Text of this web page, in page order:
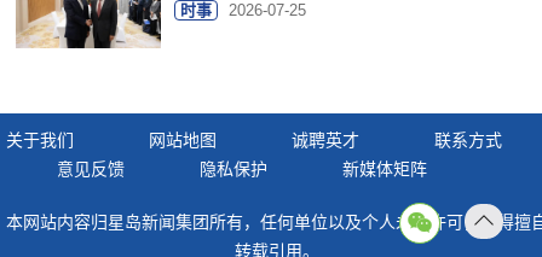
时事 2026-07-25
关于我们 网站地图 诚聘英才
联系方式
意见反馈
隐私保护 新媒体矩阵
本网站内容归星岛新闻集团所有，任何单位以及个人未经许可，不得擅
转载引用。